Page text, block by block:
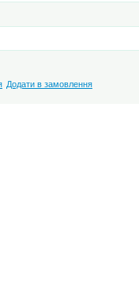
Додати в замовлення